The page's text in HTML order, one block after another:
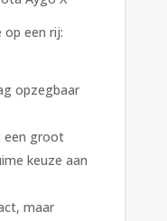
op een rij:
opzegbaar
een groot
keuze aan
maar